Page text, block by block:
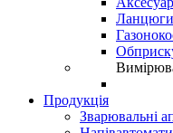
Продукція
Зварювальні